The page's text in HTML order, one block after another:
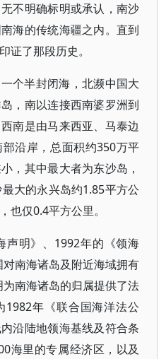
不明确标明或承认，南沙
海的传统海疆之内。直到
证了那段历史。
个半封闭海，北濒中国大
，南以连接西南婆罗洲到
南是由马来西亚、马泰边
沿岸，总面积约350万平
，其中最大者为东沙岛，
大的永兴岛约1.85平方公
也仅0.4平方公里。
声明》、1992年的《领海
南海诸岛及附近海域拥有
南海诸岛的归属提供了法
年《联合国海洋法公
沿陆地领海基线及符合条
海里的专属经济区，以及